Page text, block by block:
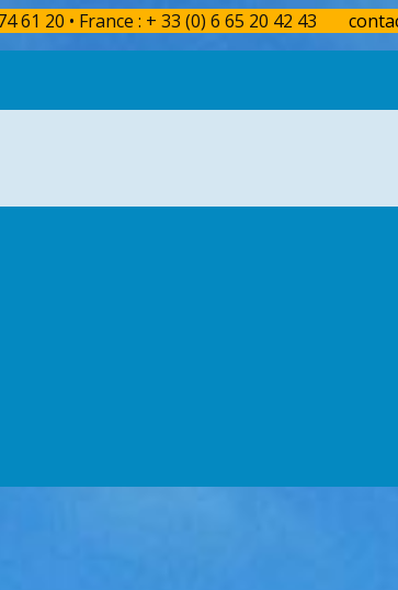
61 20 • France : + 33 (0) 6 65 20 42 43